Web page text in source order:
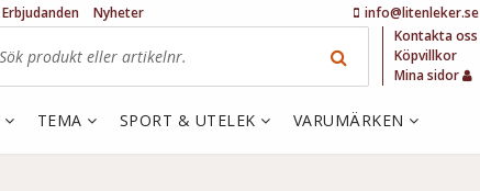
info@litenleker.se
Erbjudanden
Nyheter
Kontakta oss
Köpvillkor
Mina sidor
TEMA SPORT & UTELEK VARUMÄRKEN